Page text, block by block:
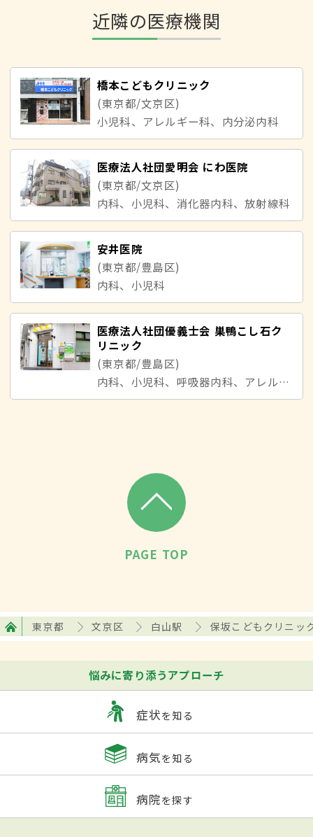
近隣の医療機関
橋本こどもクリニック
(東京都/文京区)
小児科、アレルギー科、内分泌内科
医療法人社団愛明会 にわ医院
(東京都/文京区)
内科、小児科、消化器内科、放射線科
安井医院
(東京都/豊島区)
内科、小児科
医療法人社団優義士会 巣鴨こし石ク
リニック
(東京都/豊島区)
内科、小児科、呼吸器内科、アレルギー科
PAGE TOP
東京都 文京区 白山駅 保坂こどもクリニッ
悩みに寄り添うアプローチ
症状を知る
病気を知る
病院を探す